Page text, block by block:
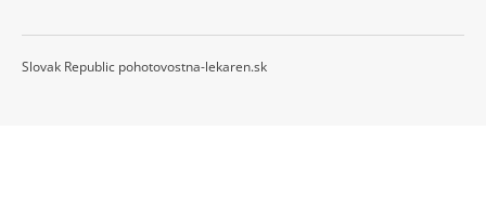
Slovak Republic pohotovostna-lekaren.sk